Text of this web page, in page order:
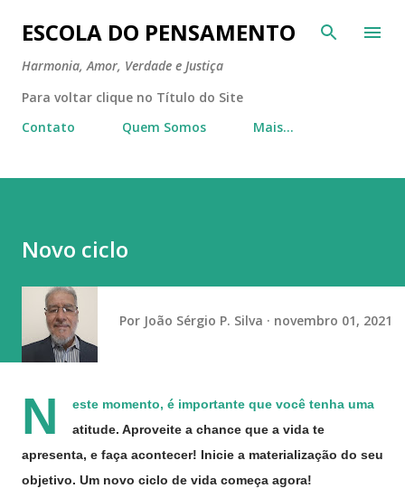
Pular para o conteúdo principal
ESCOLA DO PENSAMENTO
Harmonia, Amor, Verdade e Justiça
Para voltar clique no Título do Site
Contato
Quem Somos Mais…
Novo ciclo
Por João Sérgio P. Silva novembro 01, 2021
N
este momento, é importante que você tenha uma
atitude. Aproveite a chance que a vida te
apresenta, e faça acontecer! Inicie a materialização do seu
objetivo. Um novo ciclo de vida começa agora!